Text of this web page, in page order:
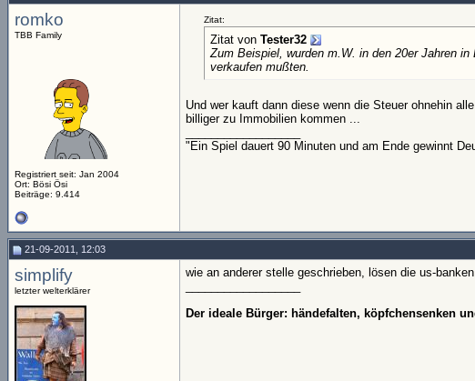
romko
TBB Family
Registriert seit: Jan 2004
Ort: Bösi Ösi
Beiträge: 9.414
Zitat:
Zitat von Tester32
Zum Beispiel, wurden m.W. in den 20er Jahren
verkaufen mußten.
Und wer kauft dann diese wenn die Steuer ohnehin
billiger zu Immobilien kommen ...
"Ein Spiel dauert 90 Minuten und am Ende gewinnt
21-09-2011, 12:03
simplify
letzter welterklärer
wie an anderer stelle geschrieben, lösen die us-
Der ideale Bürger: händefalten, köpfchensenken